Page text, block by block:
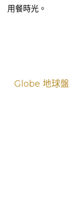
用餐時光。
Globe 地球盤